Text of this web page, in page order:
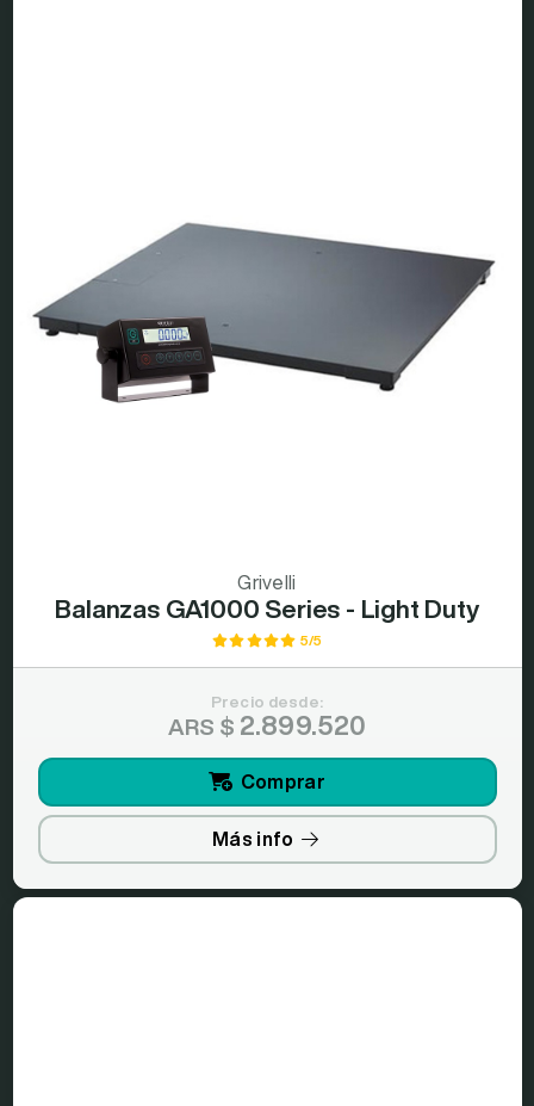
Grivelli
Balanzas GA1000 Series - Light Duty
5/5
Precio desde:
ARS $ 2.899.520
Comprar
Más info